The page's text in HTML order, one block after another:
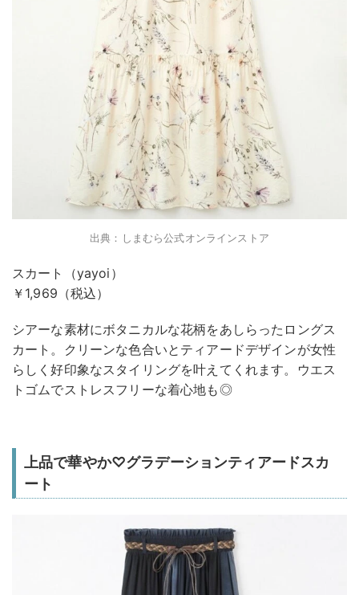
出典：しまむら公式オンラインストア
スカート（yayoi）
￥1,969（税込）
シアーな素材にボタニカルな花柄をあしらったロングス
カート。クリーンな色合いとティアードデザインが女性
らしく好印象なスタイリングを叶えてくれます。ウエス
トゴムでストレスフリーな着心地も◎
上品で華やか♡グラデーションティアードスカ
ート